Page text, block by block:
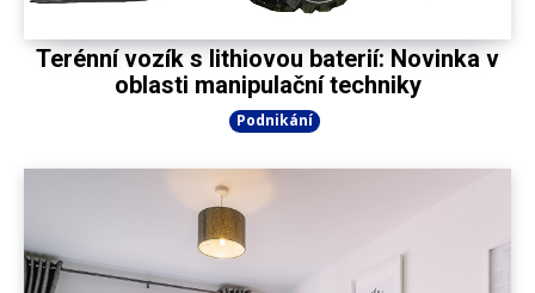
Terénní vozík s lithiovou baterií: Novinka v
oblasti manipulační techniky
Podnikání